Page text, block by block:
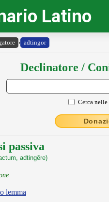
Latino
› adtingor
Declinatore /
Cerca nelle
passiva
adtingĕre)
lemma